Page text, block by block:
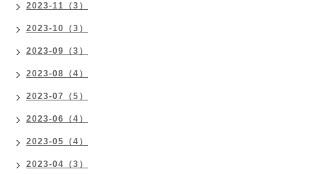
2023-11（3）
2023-10（3）
2023-09（3）
2023-08（4）
2023-07（5）
2023-06（4）
2023-05（4）
2023-04（3）